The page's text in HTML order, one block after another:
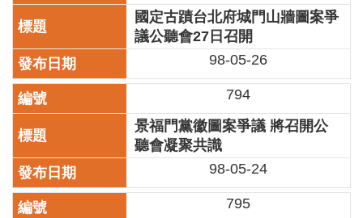
北
通
English
易
讀
區
廉
政
平
國定古蹟台北府城門山牆圖案爭
議公聽會27日召開
98-05-26
794
景福門黨徽圖案爭議 將召開公
聽會凝聚共識
98-05-24
795